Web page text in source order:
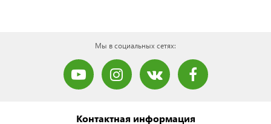
Мы в социальных сетях:
Контактная информация